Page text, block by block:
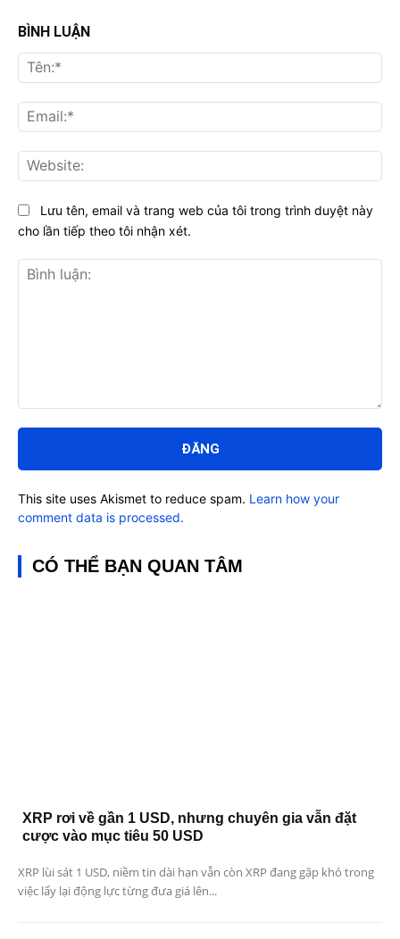
BÌNH LUẬN
luận:
Lưu tên, email và trang web của tôi trong trình duyệt này
cho lần tiếp theo tôi nhận xét.
This site uses Akismet to reduce spam. Learn how your
comment data is processed.
CÓ THỂ BẠN QUAN TÂM
XRP rơi về gần 1 USD, nhưng chuyên gia vẫn đặt
cược vào mục tiêu 50 USD
XRP lùi sát 1 USD, niềm tin dài hạn vẫn còn XRP đang gặp khó trong
việc lấy lại động lực từng đưa giá lên...